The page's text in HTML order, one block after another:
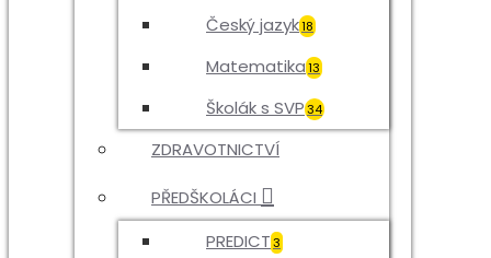
Český jazyk18
Matematika13
Školák s SVP34
ZDRAVOTNICTVÍ
PŘEDŠKOLÁCI
PREDICT3